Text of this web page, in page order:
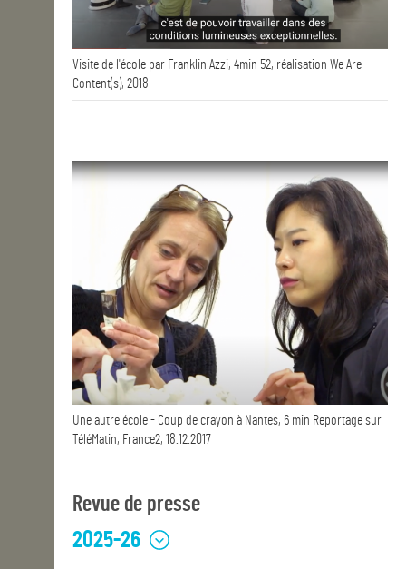
Visite de l'école par Franklin Azzi, 4min 52, réalisation We Are
Content(s), 2018
Une autre école - Coup de crayon à Nantes, 6 min Reportage sur
TéléMatin, France2, 18.12.2017
Revue de presse
2025-26